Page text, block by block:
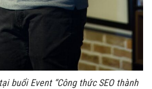
buổi Event “Công thức SEO thành